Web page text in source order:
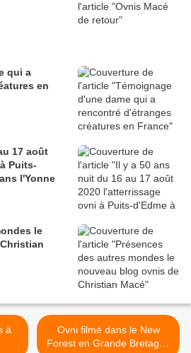
qui a
en
17 août
Puits-
l'Yonne
le
Ovni filmé dans le New
Forest en Grande Bretagne